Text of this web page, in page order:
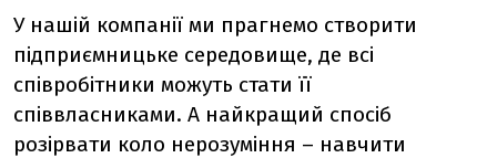
У нашій компанії ми прагнемо створити
підприємницьке середовище, де всі
співробітники можуть стати її
співвласниками. А найкращий спосіб
розірвати коло нерозуміння – навчити